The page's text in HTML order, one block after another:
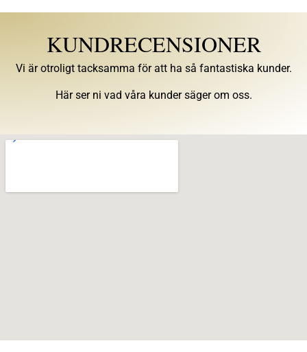
KUNDRECENSIONER
Vi är otroligt tacksamma för att ha så fantastiska kunder.
Här ser ni vad våra kunder säger om oss.